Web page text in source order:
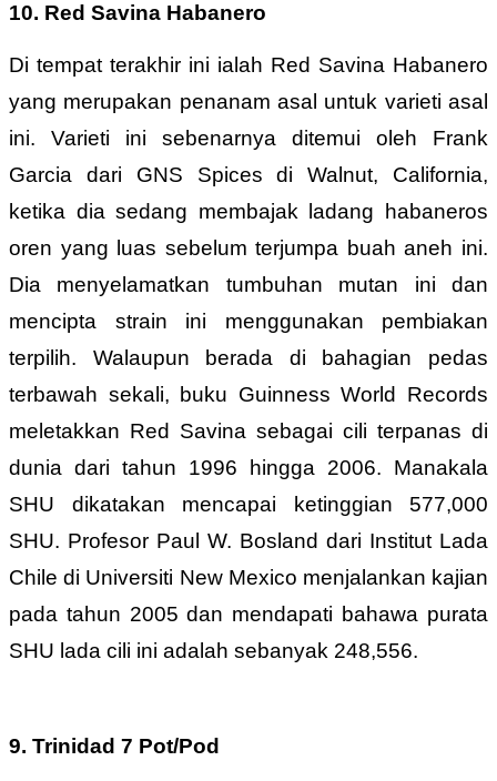
10. Red Savina Habanero
Di tempat terakhir ini ialah Red Savina Habanero
yang merupakan penanam asal untuk varieti asal
ini. Varieti ini sebenarnya ditemui oleh Frank
Garcia dari GNS Spices di Walnut, California,
ketika dia sedang membajak ladang habaneros
oren yang luas sebelum terjumpa buah aneh ini.
Dia menyelamatkan tumbuhan mutan ini dan
mencipta strain ini menggunakan pembiakan
terpilih. Walaupun berada di bahagian pedas
terbawah sekali, buku Guinness World Records
meletakkan Red Savina sebagai cili terpanas di
dunia dari tahun 1996 hingga 2006. Manakala
SHU dikatakan mencapai ketinggian 577,000
SHU. Profesor Paul W. Bosland dari Institut Lada
Chile di Universiti New Mexico menjalankan kajian
pada tahun 2005 dan mendapati bahawa purata
SHU lada cili ini adalah sebanyak 248,556.
9. Trinidad 7 Pot/Pod